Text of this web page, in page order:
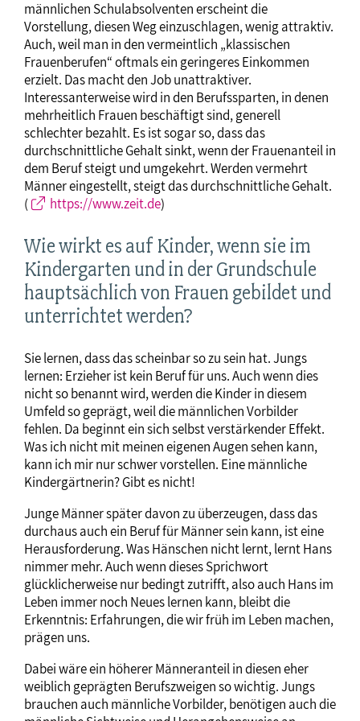
männlichen Schulabsolventen erscheint die
Vorstellung, diesen Weg einzuschlagen, wenig attraktiv.
Auch, weil man in den vermeintlich „klassischen
Frauenberufen“ oftmals ein geringeres Einkommen
erzielt. Das macht den Job unattraktiver.
Interessanterweise wird in den Berufssparten, in denen
mehrheitlich Frauen beschäftigt sind, generell
schlechter bezahlt. Es ist sogar so, dass das
durchschnittliche Gehalt sinkt, wenn der Frauenanteil in
dem Beruf steigt und umgekehrt. Werden vermehrt
Männer eingestellt, steigt das durchschnittliche Gehalt.
(
https://www.zeit.de)
Wie wirkt es auf Kinder, wenn sie im
Kindergarten und in der Grundschule
hauptsächlich von Frauen gebildet und
unterrichtet werden?
Sie lernen, dass das scheinbar so zu sein hat. Jungs
lernen: Erzieher ist kein Beruf für uns. Auch wenn dies
nicht so benannt wird, werden die Kinder in diesem
Umfeld so geprägt, weil die männlichen Vorbilder
fehlen. Da beginnt ein sich selbst verstärkender Effekt.
Was ich nicht mit meinen eigenen Augen sehen kann,
kann ich mir nur schwer vorstellen. Eine männliche
Kindergärtnerin? Gibt es nicht!
Junge Männer später davon zu überzeugen, dass das
durchaus auch ein Beruf für Männer sein kann, ist eine
Herausforderung. Was Hänschen nicht lernt, lernt Hans
nimmer mehr. Auch wenn dieses Sprichwort
glücklicherweise nur bedingt zutrifft, also auch Hans im
Leben immer noch Neues lernen kann, bleibt die
Erkenntnis: Erfahrungen, die wir früh im Leben machen,
prägen uns.
Dabei wäre ein höherer Männeranteil in diesen eher
weiblich geprägten Berufszweigen so wichtig. Jungs
brauchen auch männliche Vorbilder, benötigen auch die